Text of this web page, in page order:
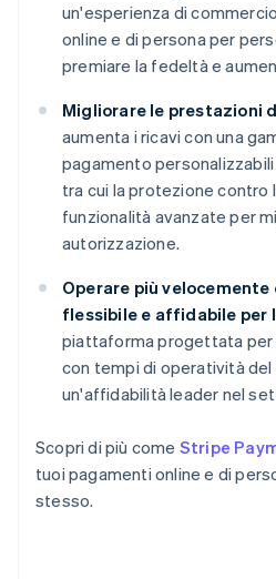
un'esperienza di
online e di persona per
premiare la fedeltà e
Migliorare le prestazioni
aumenta i ricavi con una
pagamento
tra cui la protezione contro
funzionalità avanzate per
autorizzazione.
Operare più
flessibile e affidabile per
piattaforma progettata per
con tempi di operatività del
un'affidabilità leader nel
Scopri di più come Stripe
tuoi pagamenti online e di
stesso.